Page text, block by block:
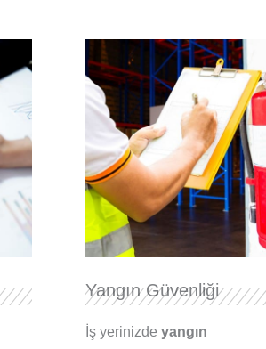
Yangın Güvenliği
İş yerinizde yangın